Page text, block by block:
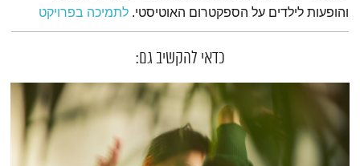
והופעות לילדים על הספקטרום האוטיסטי. לתמיכה בפרויקט
כדאי להקשיב גם: